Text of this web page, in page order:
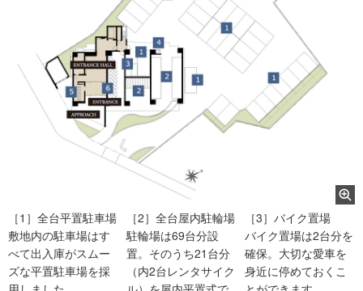
［1］全台平置駐車場
敷地内の駐車場はす
べて出入庫がスムー
ズな平置駐車場を採
［2］全台屋内駐輪場
駐輪場は69台分設
置。そのうち21台分
（内2台レンタサイク
［3］バイク置場
バイク置場は2台分を
確保。大切な愛車を
身近に停めておくこ